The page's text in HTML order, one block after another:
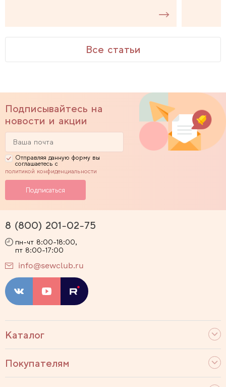
Все статьи
Подписывайтесь на
новости и акции
Отправляя данную форму вы
соглашаетесь с
политикой конфиденциальности
Каталог
Покупателям
8 (800) 201-02-75
пн-чт 8:00-18:00,
пт 8:00-17:00
info@sewclub.ru